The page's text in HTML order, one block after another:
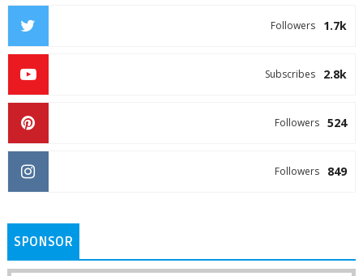
1.7k
Followers
2.8k
Subscribes
524
Followers
849
Followers
SPONSOR